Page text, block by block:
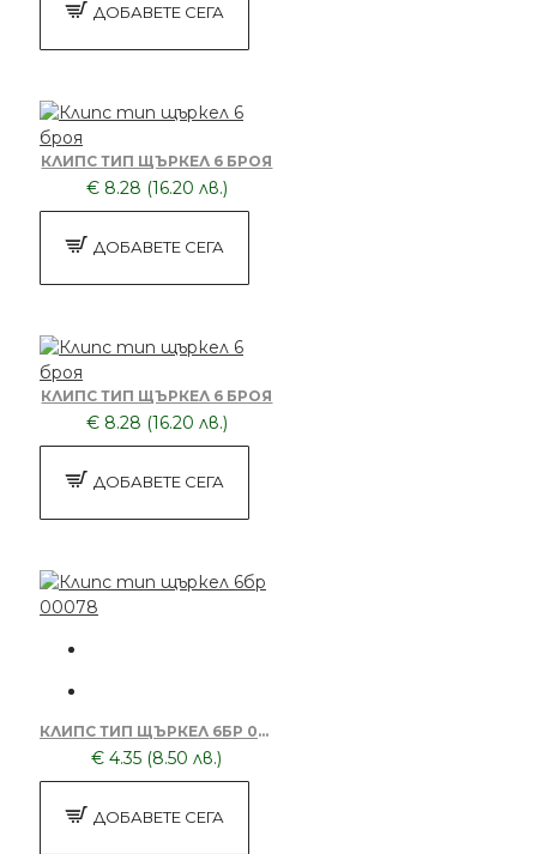
ДОБАВЕТЕ СЕГА
КЛИПС ТИП ЩЪРКЕЛ 6 БРОЯ
€ 8.28 (16.20 лв.)
ДОБАВЕТЕ СЕГА
КЛИПС ТИП ЩЪРКЕЛ 6 БРОЯ
€ 8.28 (16.20 лв.)
ДОБАВЕТЕ СЕГА
КЛИПС ТИП ЩЪРКЕЛ 6БР 00078
€ 4.35 (8.50 лв.)
ДОБАВЕТЕ СЕГА